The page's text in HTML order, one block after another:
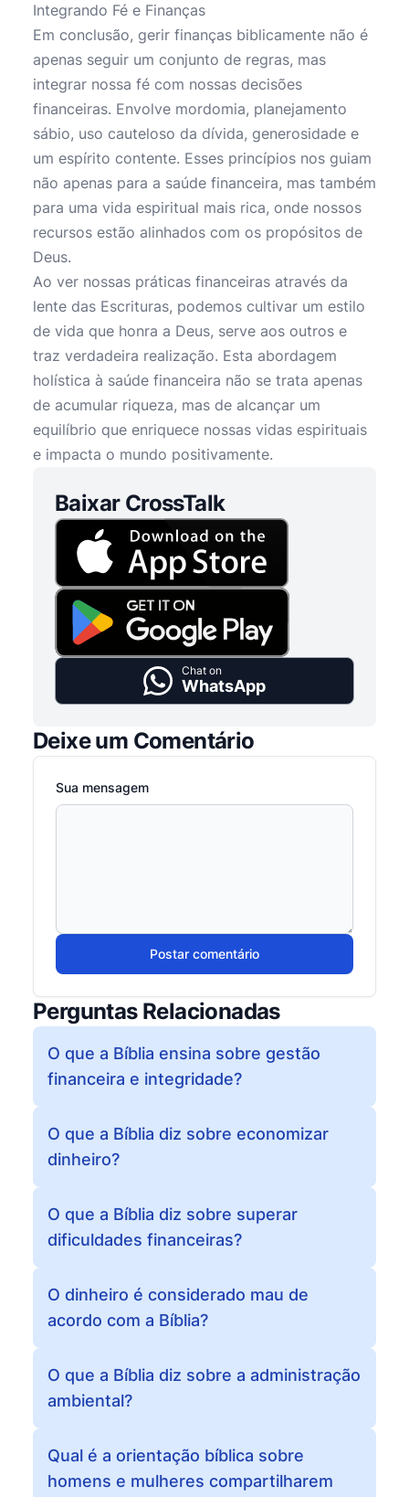
Integrando Fé e Finanças
Em conclusão, gerir finanças biblicamente não é
apenas seguir um conjunto de regras, mas
integrar nossa fé com nossas decisões
financeiras. Envolve mordomia, planejamento
sábio, uso cauteloso da dívida, generosidade e
um espírito contente. Esses princípios nos guiam
não apenas para a saúde financeira, mas também
para uma vida espiritual mais rica, onde nossos
recursos estão alinhados com os propósitos de
Deus.
Ao ver nossas práticas financeiras através da
lente das Escrituras, podemos cultivar um estilo
de vida que honra a Deus, serve aos outros e
traz verdadeira realização. Esta abordagem
holística à saúde financeira não se trata apenas
de acumular riqueza, mas de alcançar um
equilíbrio que enriquece nossas vidas espirituais
e impacta o mundo positivamente.
Baixar CrossTalk
Chat on
WhatsApp
Deixe um Comentário
Sua mensagem
Postar comentário
Perguntas Relacionadas
O que a Bíblia ensina sobre gestão
financeira e integridade?
O que a Bíblia diz sobre economizar
dinheiro?
O que a Bíblia diz sobre superar
dificuldades financeiras?
O dinheiro é considerado mau de
acordo com a Bíblia?
O que a Bíblia diz sobre a administração
ambiental?
Qual é a orientação bíblica sobre
homens e mulheres compartilharem